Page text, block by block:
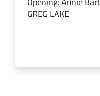
GREG LAKE